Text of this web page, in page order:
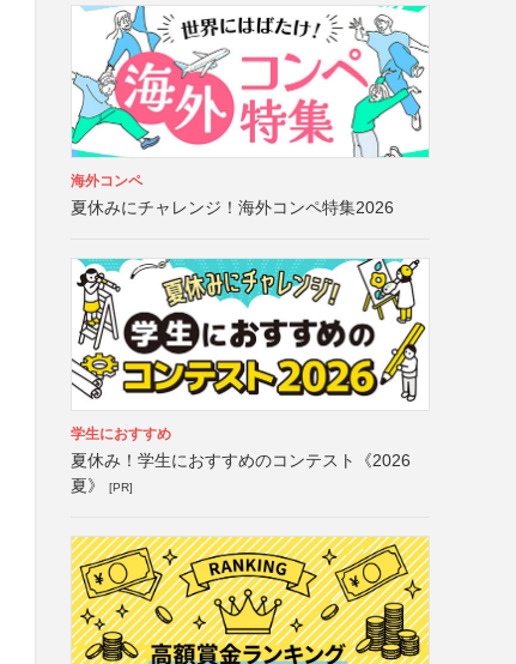
海外コンペ
夏休みにチャレンジ！海外コンペ特集2026
学生におすすめ
夏休み！学生におすすめのコンテスト《2026
夏》
[PR]